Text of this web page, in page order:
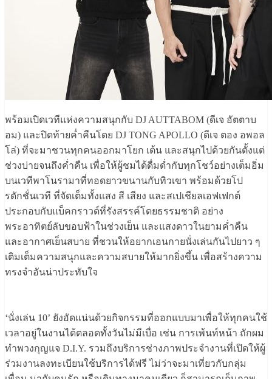
พร้อมเปิดเวทีแห่งความสนุกกับ DJ AUTTABOM (ดีเจ อัตตาบ
อม) และปิดท้ายค่ำคืนโดย DJ TONG APOLLO (ดีเจ ตอง อพอล
โล่) ที่จะมาชวนทุกคนออกมาโยก เต้น และสนุกไปด้วยกันตั้งแต่
ช่วงบ่ายจนถึงค่ำคืน เพื่อให้ผู้ชมได้ดื่มด่ำกับทุกโชว์อย่างเต็มอิ่ม
บนเวทีพาโนรามาที่ทอดยาวขนานกับทิวเขา พร้อมด้วยโป
รดักชั่นเวที ที่จัดเต็มทั้งแสง สี เสียง และสเปเชียลเอฟเฟกต์
ประกอบกับแบ็คกราวด์ที่รังสรรค์โดยธรรมชาติ อย่าง
พระอาทิตย์ลับขอบฟ้าในช่วงเย็น และแสงดาวในยามค่ำคืน
และอากาศเย็นสบาย ที่ชวนให้อยากเอนกายนั่งเล่นกันไปยาว ๆ
เติมเต็มความสนุกและความสบายให้มากยิ่งขึ้น เพื่อสร้างความ
ทรงจำอันน่าประทับใจ
‘นั่งเล่น 10’ ยังอัดแน่นด้วยกิจกรรมที่ออกแบบมาเพื่อให้ทุกคนใช้
เวลาอยู่ในงานได้ตลอดทั้งวันไม่มีเบื่อ เช่น การเพ้นท์หน้า ถักผม
ทำพวงกุญแจ D.I.Y. รวมถึงบริการช่างภาพประจำงานที่เปิดให้ผู้
ร่วมงานลงทะเบียนใช้บริการได้ฟรี ไม่ว่าจะมาเที่ยวกับกลุ่ม